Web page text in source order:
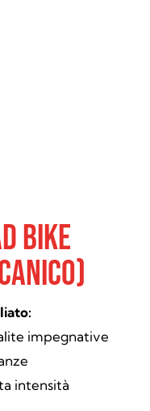
Bike
impegnative
intensità